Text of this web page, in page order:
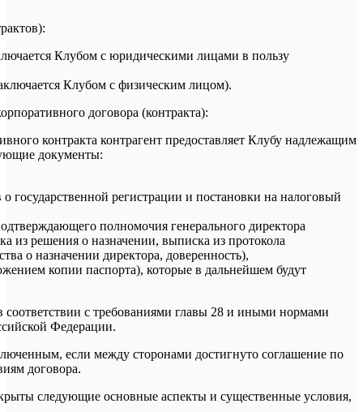
Клубом с юридическими лицами в пользу
Клубом с физическим лицом).
договора (контракта):
контракта контрагент предоставляет Клубу надлежащим
документы:
о государственной регистрации и постановки на налоговый
полномочия генерального директора
из решения о назначении, выписка из протокола
о назначении директора, доверенность),
копии паспорта), которые в дальнейшем будут
соответствии с требованиями главы 28 и иными нормами
Федерации.
если между сторонами достигнуто соглашение по
договора.
следующие основные аспекты и существенные условия,